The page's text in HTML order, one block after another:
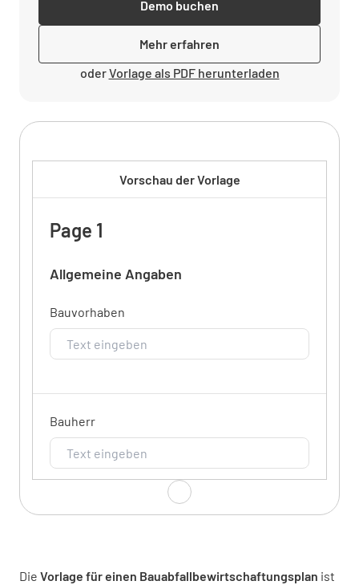
Demo buchen
Mehr erfahren
oderVorlage als PDF herunterladen
Die Vorlage für einen Bauabfallbewirtschaftungsplan ist
Vorschau der Vorlage
Page 1
Allgemeine Angaben
Bauvorhaben
Bauherr